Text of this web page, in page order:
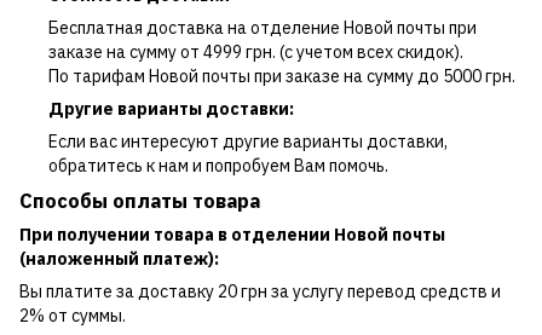
Бесплатная доставка на отделение Новой почты при
заказе на сумму от 4999 грн. (с учетом всех скидок).
По тарифам Новой почты при заказе на сумму до 5000 грн.
Другие варианты доставки:
Если вас интересуют другие варианты доставки,
обратитесь к нам и попробуем Вам помочь.
Способы оплаты товара
При получении товара в отделении Новой почты
(наложенный платеж):
Вы платите за доставку 20 грн за услугу перевод средств и
2% от суммы.